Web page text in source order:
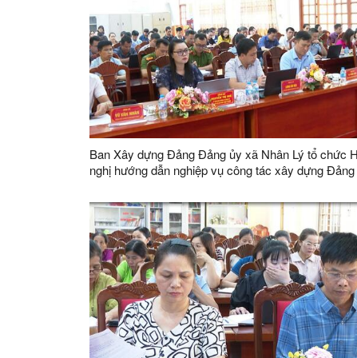
Ban Xây dựng Đảng Đảng ủy xã Nhân Lý tổ chức
nghị hướng dẫn nghiệp vụ công tác xây dựng Đảng